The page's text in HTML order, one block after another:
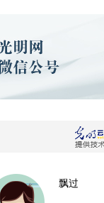
飘过